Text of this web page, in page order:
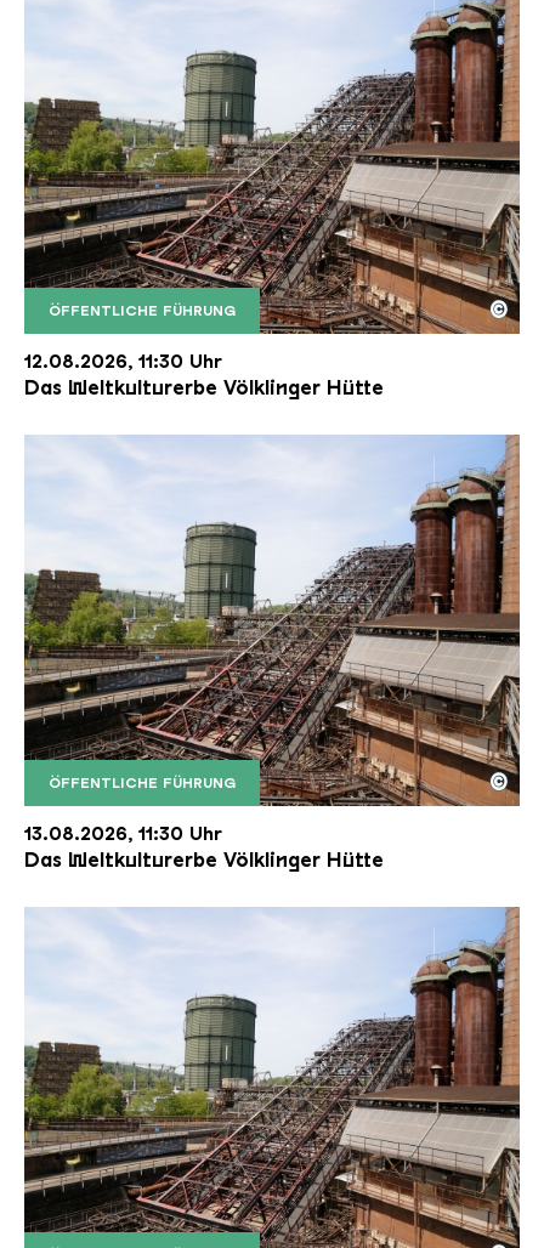
ÖFFENTLICHE FÜHRUNG
Der Erzschrägaufzug der Völklinger Hütte mit
Copyright: Weltkulturerbe Völklinger Hütte | Karl
©
12.08.2026, 11:30 Uhr
Das Weltkulturerbe Völklinger Hütte
ÖFFENTLICHE FÜHRUNG
Der Erzschrägaufzug der Völklinger Hütte mit
Copyright: Weltkulturerbe Völklinger Hütte | Karl
©
13.08.2026, 11:30 Uhr
Das Weltkulturerbe Völklinger Hütte